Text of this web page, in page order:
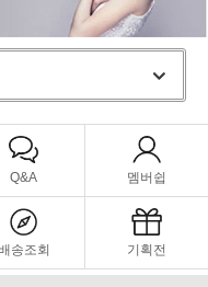
Q&A 멤버쉽
송조회 기획전